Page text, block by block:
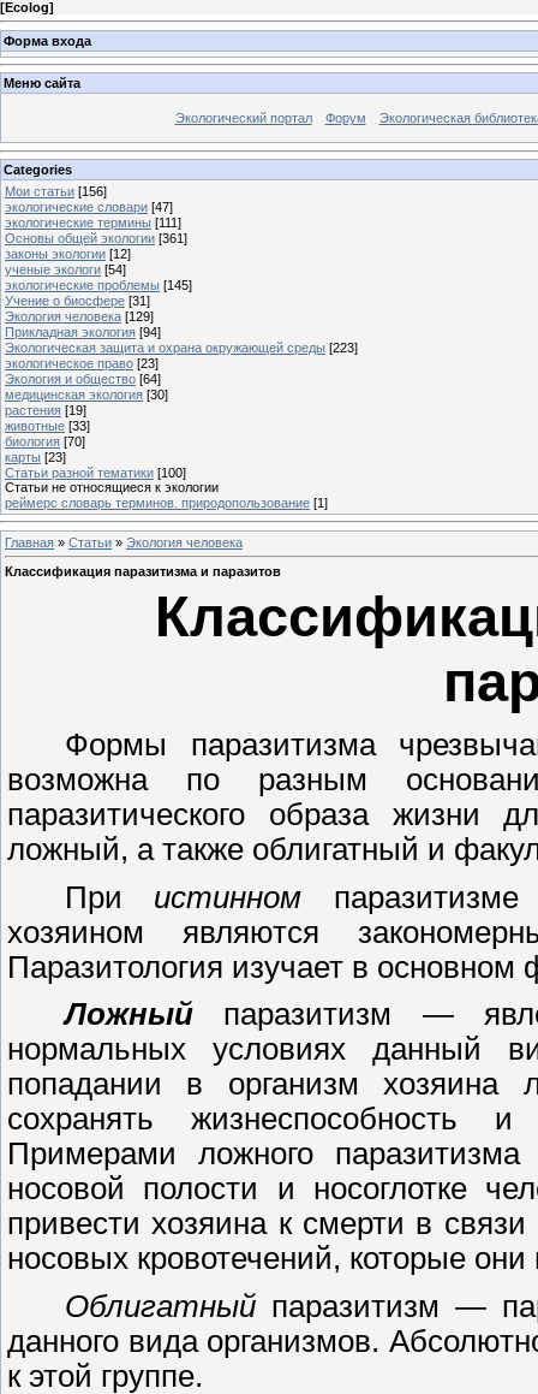
[Ecolog]
Форма входа
Меню сайта
Экологический портал Форум Экологическая
Categories
Мои статьи [156]
экологические словари [47]
экологические термины [111]
Основы общей экологии [361]
законы экологии [12]
ученые экологи [54]
экологические проблемы [145]
Учение о биосфере [31]
Экология человека [129]
Прикладная экология [94]
Экологическая защита и охрана окружающей среды [223]
экологическое право [23]
Экология и общество [64]
медицинская экология [30]
растения [19]
животные [33]
биология [70]
карты [23]
Статьи разной тематики [100]
Статьи не относящиеся к экологии
реймерс словарь терминов. природопользование [1]
Главная » Статьи » Экология человека
Классификация паразитизма и паразитов
Формы паразитизма
возможна по разным
паразитического образа жизни
ложный, а также облигатный и
При истинном
хозяином являются
Паразитология изучает в
Ложный паразитизм —
нормальных условиях данный
попадании в организм хозяина
сохранять жизнеспособность
Примерами ложного
носовой полости и носоглотке
привести хозяина к смерти в
носовых кровотечений, которые они
Облигатный паразитизм —
данного вида организмов.
к этой группе.